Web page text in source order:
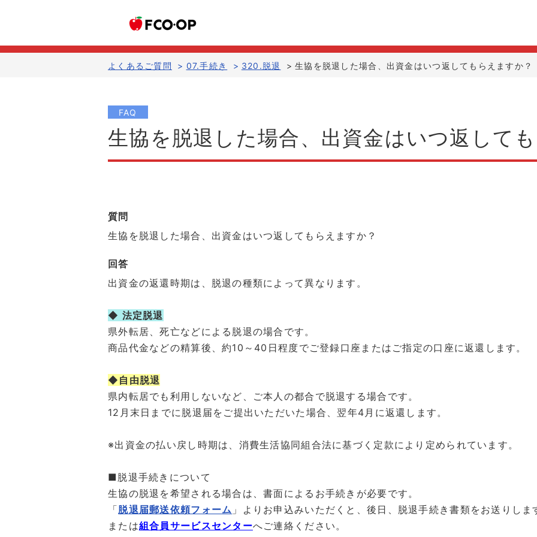
よくあるご質問 > 07.手続き > 320.脱退 > 生協を脱退した場合、出資金はいつ返してもらえますか？
FAQ
生協を脱退した場合、出資金はいつ返して
質問
生協を脱退した場合、出資金はいつ返してもらえますか？
回答
出資金の返還時期は、脱退の種類によって異なります。
◆ 法定脱退
県外転居、死亡などによる脱退の場合です。
商品代金などの精算後、約10～40日程度でご登録口座またはご指定の口座に返還します。
◆自由脱退
県内転居でも利用しないなど、ご本人の都合で脱退する場合です。
12月末日までに脱退届をご提出いただいた場合、翌年4月に返還します。
※出資金の払い戻し時期は、消費生活協同組合法に基づく定款により定められています。
■脱退手続きについて
生協の脱退を希望される場合は、書面によるお手続きが必要です。
「脱退届郵送依頼フォーム 」よりお申込みいただくと、後日、脱退手続き書類をお送りし
または組合員サービスセンターへご連絡ください。